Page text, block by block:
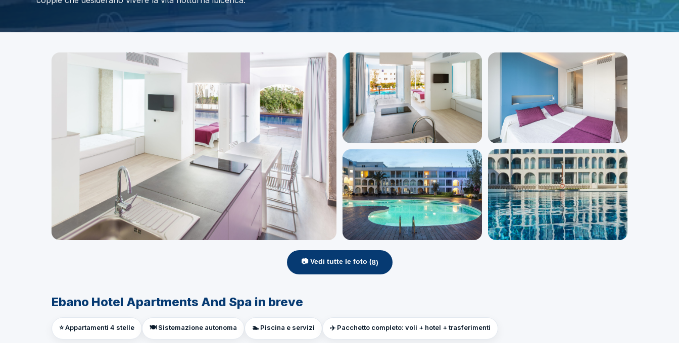
📷 Vedi tutte le foto (8)
Ebano Hotel Apartments And Spa in breve
⭐ Appartamenti 4 stelle 🍽️ Sistemazione autonoma 🏊 Piscina e servizi ✈️ Pacchetto completo: voli + hotel + trasferimenti